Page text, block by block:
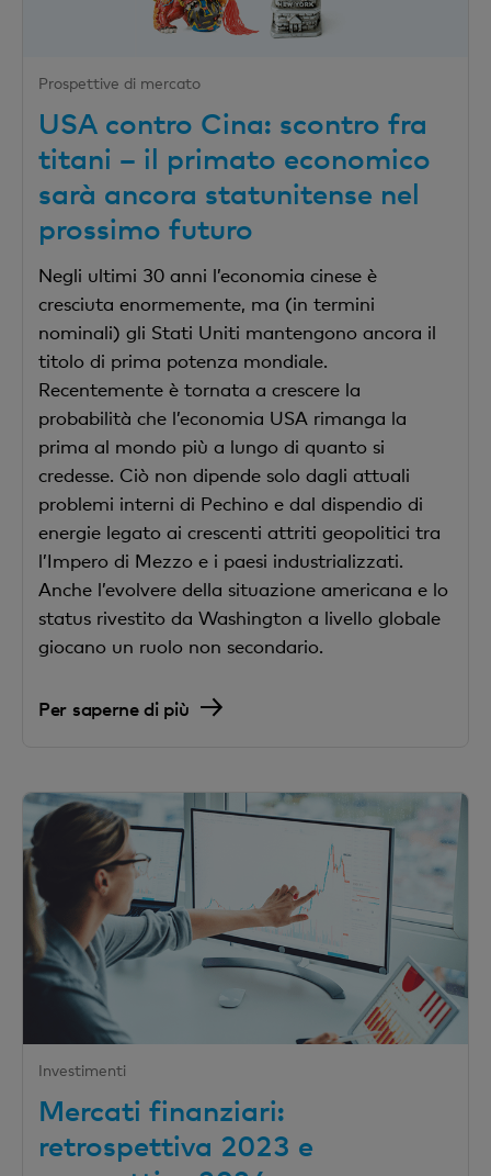
Prospettive di mercato
USA contro Cina: scontro fra
titani – il primato economico
sarà ancora statunitense nel
prossimo futuro
Negli ultimi 30 anni l’economia cinese è
cresciuta enormemente, ma (in termini
nominali) gli Stati Uniti mantengono ancora il
titolo di prima potenza mondiale.
Recentemente è tornata a crescere la
probabilità che l’economia USA rimanga la
prima al mondo più a lungo di quanto si
credesse. Ciò non dipende solo dagli attuali
problemi interni di Pechino e dal dispendio di
energie legato ai crescenti attriti geopolitici tra
l’Impero di Mezzo e i paesi industrializzati.
Anche l’evolvere della situazione americana e lo
status rivestito da Washington a livello globale
giocano un ruolo non secondario.
Per saperne di più
Investimenti
Mercati finanziari:
retrospettiva 2023 e